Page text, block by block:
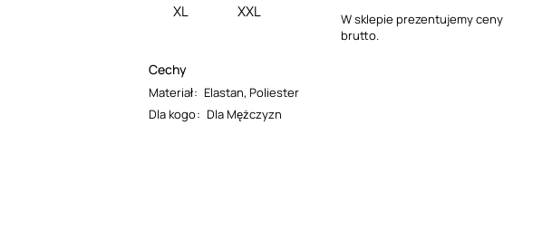
XL XXL
Cechy
Materiał: Elastan, Poliester
Dla kogo: Dla Mężczyzn
W sklepie prezentujemy ceny
brutto.